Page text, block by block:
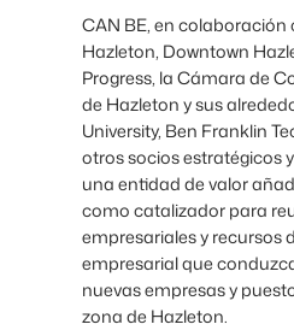
CAN BE, en colaboración
Hazleton, Downtown
Progress, la Cámara de
de Hazleton y sus
University, Ben Franklin
otros socios estratégicos
una entidad de valor
como catalizador para
empresariales y recursos
empresarial que
nuevas empresas y
zona de Hazleton.